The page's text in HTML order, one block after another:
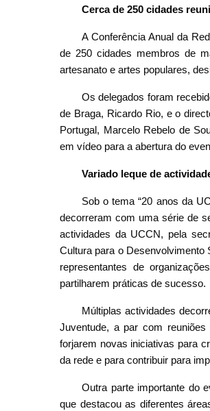
Cerca de 250 cidades
A Conferência Anual da
de 250 cidades membros de
artesanato e artes populares,
Os delegados foram
de Braga, Ricardo Rio, e o
Portugal, Marcelo Rebelo de
em vídeo para a abertura do
Variado leque de
Sob o tema “20 anos da
decorreram com uma série de
actividades da UCCN, pela
Cultura para o Desenvolvimento
representantes de
partilharem práticas de sucesso.
Múltiplas actividades
Juventude, a par com
forjarem novas iniciativas para
da rede e para contribuir para
Outra parte importante do
que destacou as diferentes